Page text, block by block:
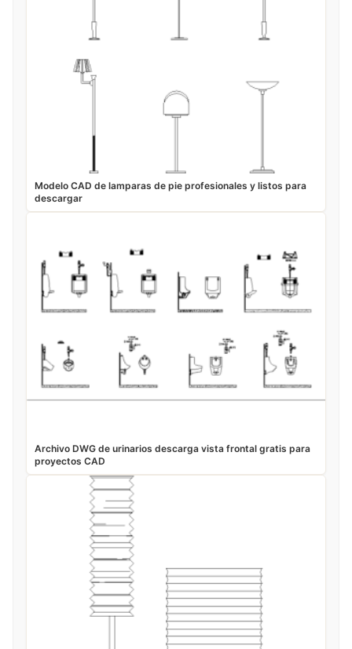
Modelo CAD de lamparas de pie profesionales y listos para
descargar
Archivo DWG de urinarios descarga vista frontal gratis para
proyectos CAD